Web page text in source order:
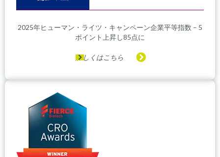
2025年ヒューマン・ライツ・キャンペーン企業平等指数 – 5
ポイント上昇し85点に
詳しくはこちら